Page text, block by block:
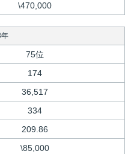
\470,000
75位
174
36,517
334
209.86
\85,000